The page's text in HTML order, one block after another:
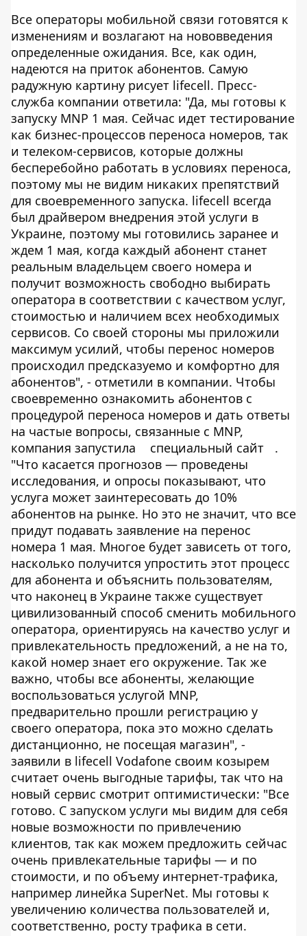
Все операторы мобильной связи готовятся к
изменениям и возлагают на нововведения
определенные ожидания. Все, как один,
надеются на приток абонентов. Самую
радужную картину рисует lifecell. Пресс-
служба компании ответила: "Да, мы готовы к
запуску MNP 1 мая. Сейчас идет тестирование
как бизнес-процессов переноса номеров, так
и телеком-сервисов, которые должны
бесперебойно работать в условиях переноса,
поэтому мы не видим никаких препятствий
для своевременного запуска. lifecell всегда
был драйвером внедрения этой услуги в
Украине, поэтому мы готовились заранее и
ждем 1 мая, когда каждый абонент станет
реальным владельцем своего номера и
получит возможность свободно выбирать
оператора в соответствии с качеством услуг,
стоимостью и наличием всех необходимых
сервисов. Со своей стороны мы приложили
максимум усилий, чтобы перенос номеров
происходил предсказуемо и комфортно для
абонентов", - отметили в компании. Чтобы
своевременно ознакомить абонентов с
процедурой переноса номеров и дать ответы
на частые вопросы, связанные с MNP,
компания запустила
специальный сайт
.
"Что касается прогнозов — проведены
исследования, и опросы показывают, что
услуга может заинтересовать до 10%
абонентов на рынке. Но это не значит, что все
придут подавать заявление на перенос
номера 1 мая. Многое будет зависеть от того,
насколько получится упростить этот процесс
для абонента и объяснить пользователям,
что наконец в Украине также существует
цивилизованный способ сменить мобильного
оператора, ориентируясь на качество услуг и
привлекательность предложений, а не на то,
какой номер знает его окружение. Так же
важно, чтобы все абоненты, желающие
воспользоваться услугой MNP,
предварительно прошли регистрацию у
своего оператора, пока это можно сделать
дистанционно, не посещая магазин", -
заявили в lifecell Vodafone своим козырем
считает очень выгодные тарифы, так что на
новый сервис смотрит оптимистически: "Все
готово. С запуском услуги мы видим для себя
новые возможности по привлечению
клиентов, так как можем предложить сейчас
очень привлекательные тарифы — и по
стоимости, и по объему интернет-трафика,
например линейка SuperNet. Мы готовы к
увеличению количества пользователей и,
соответственно, росту трафика в сети.